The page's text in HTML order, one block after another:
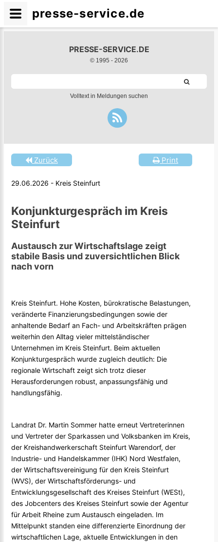
PRESSE-SERVICE.DE
© 1995 - 2026
Volltext in Meldungen suchen
Print
Zurück
29.06.2026 - Kreis Steinfurt
Konjunkturgespräch im Kreis
Steinfurt
Austausch zur Wirtschaftslage zeigt
stabile Basis und zuversichtlichen Blick
nach vorn
Kreis Steinfurt. Hohe Kosten, bürokratische Belastungen,
veränderte Finanzierungsbedingungen sowie der
anhaltende Bedarf an Fach- und Arbeitskräften prägen
weiterhin den Alltag vieler mittelständischer
Unternehmen im Kreis Steinfurt. Beim aktuellen
Konjunkturgespräch wurde zugleich deutlich: Die
regionale Wirtschaft zeigt sich trotz dieser
Herausforderungen robust, anpassungsfähig und
handlungsfähig.
Landrat Dr. Martin Sommer hatte erneut Vertreterinnen
und Vertreter der Sparkassen und Volksbanken im Kreis,
der Kreishandwerkerschaft Steinfurt Warendorf, der
Industrie- und Handelskammer (IHK) Nord Westfalen,
der Wirtschaftsvereinigung für den Kreis Steinfurt
(WVS), der Wirtschaftsförderungs- und
Entwicklungsgesellschaft des Kreises Steinfurt (WESt),
des Jobcenters des Kreises Steinfurt sowie der Agentur
für Arbeit Rheine zum Austausch eingeladen. Im
Mittelpunkt standen eine differenzierte Einordnung der
wirtschaftlichen Lage, aktuelle Entwicklungen in den
presse-service.de